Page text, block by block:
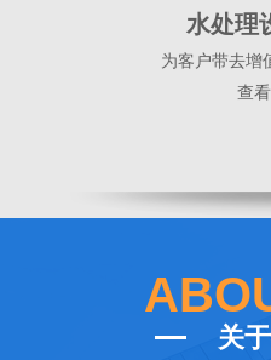
水处理
为客户带去增
查
关